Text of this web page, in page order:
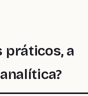
práticos, a